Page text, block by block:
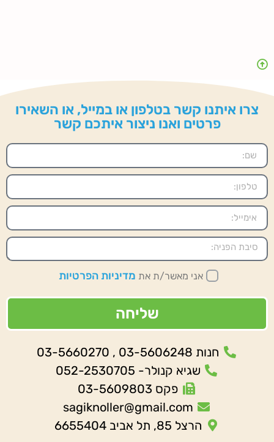
צרו איתנו קשר בטלפון או במייל, או השאירו
פרטים ואנו ניצור איתכם קשר
אני מאשר/ת את מדיניות הפרטיות
שליחה
חנות 03-5606248 , 03-5660270
שגיא קנולר- 052-2530705
פקס 03-5609803
sagiknoller@gmail.com
הרצל 85, תל אביב 6655404